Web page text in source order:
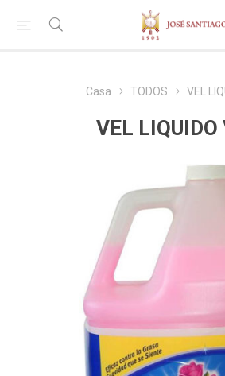
Casa TODOS VEL
VEL LIQUIDO